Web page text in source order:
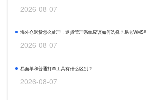
2026-08-07
海外仓退货怎么处理，退货管理系统应该如何选择？易仓WMS
2026-08-07
易面单和普通打单工具有什么区别？
2026-08-07